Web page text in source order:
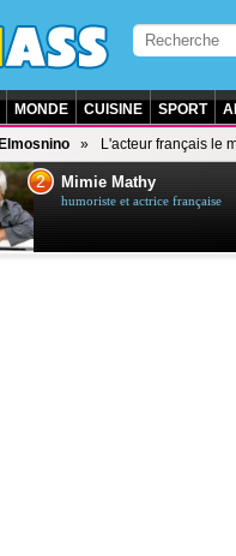
MONDE CUISINE SPORT
L'acteur français le
2 Mimie Mathy
humoriste et actrice française